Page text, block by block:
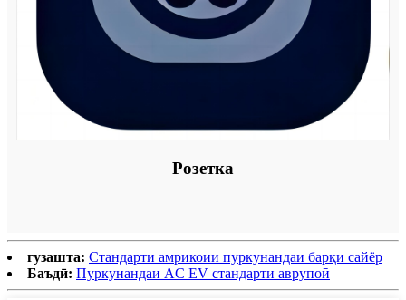
Розетка
гузашта: Стандарти амрикоии пуркунандаи барқи сайёр
Баъдӣ: Пуркунандаи AC EV стандарти аврупоӣ